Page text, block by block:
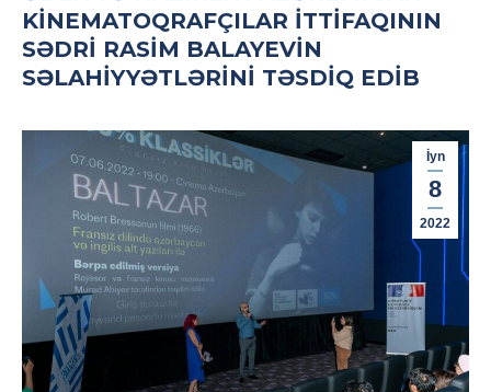
KINEMATOQRAFÇILAR İTTIFAQININ
SƏDRI RASIM BALAYEVIN
SƏLAHIYYƏTLƏRINI TƏSDIQ EDIB
İyn
8
2022